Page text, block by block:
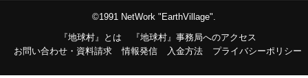
©1991 NetWork "EarthVillage".
『地球村』とは
『地球村』事務局へのアクセス
お問い合わせ・資料請求
情報発信 入金方法 プライバシーポリシー